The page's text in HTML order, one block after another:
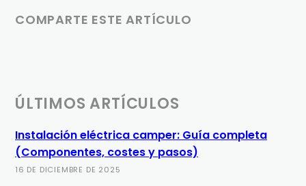
COMPARTE ESTE ARTÍCULO
ÚLTIMOS ARTÍCULOS
Instalación eléctrica camper: Guía completa
(Componentes, costes y pasos)
16 DE DICIEMBRE DE 2025